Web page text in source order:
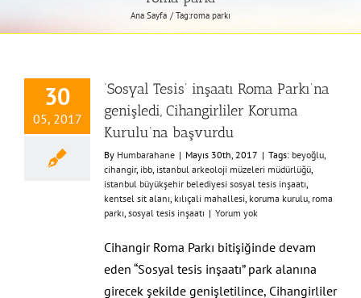
Ana Sayfa Tag:roma parkı
30
05, 2017
‘Sosyal Tesis’ inşaatı Roma Parkı’na
genişledi, Cihangirliler Koruma
Kurulu’na başvurdu
By Humbarahane | Mayıs 30th, 2017 | Tags: beyoğlu,
cihangir, ibb, istanbul arkeoloji müzeleri müdürlüğü,
istanbul büyükşehir belediyesi sosyal tesis inşaatı,
kentsel sit alanı, kılıçali mahallesi, koruma kurulu, roma
parkı, sosyal tesis inşaatı | Yorum yok
Cihangir Roma Parkı bitişiğinde devam
eden “Sosyal tesis inşaatı” park alanına
girecek şekilde genişletilince, Cihangirliler